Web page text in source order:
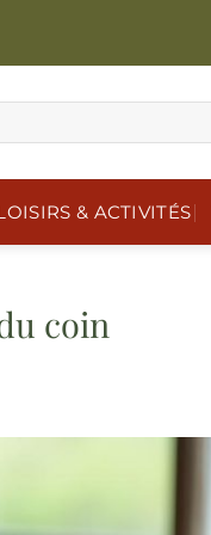
& ACTIVITÉS
coin